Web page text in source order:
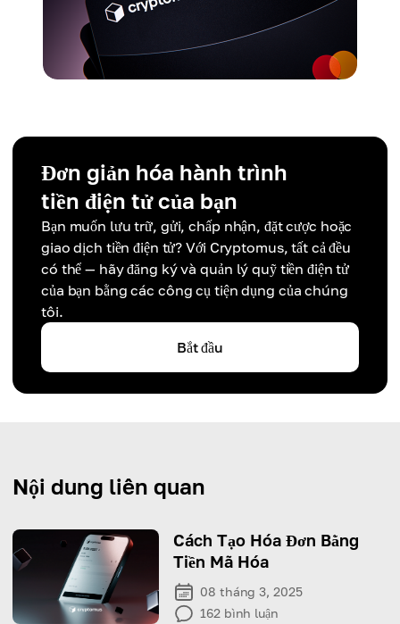
Đơn giản hóa hành trình
tiền điện tử của bạn
Bạn muốn lưu trữ, gửi, chấp nhận, đặt cược hoặc
giao dịch tiền điện tử? Với Cryptomus, tất cả đều
có thể — hãy đăng ký và quản lý quỹ tiền điện tử
của bạn bằng các công cụ tiện dụng của chúng
tôi.
Bắt đầu
Nội dung liên quan
Cách Tạo Hóa Đơn Bằng
Tiền Mã Hóa
08 tháng 3, 2025
162 bình luận